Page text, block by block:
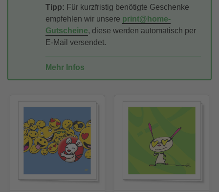
Tipp: Für kurzfristig benötigte Geschenke
empfehlen wir unsere print@home-
Gutscheine, diese werden automatisch per
E-Mail versendet.
Mehr Infos